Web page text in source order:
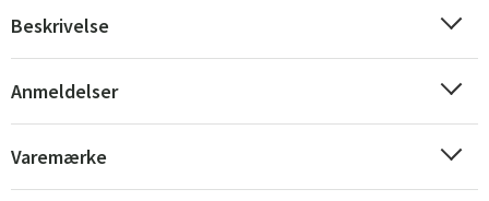
Beskrivelse
Anmeldelser
Varemærke